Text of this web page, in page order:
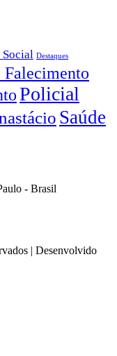
Destaques
Falecimento
Policial
Saúde
- Brasil
| Desenvolvido